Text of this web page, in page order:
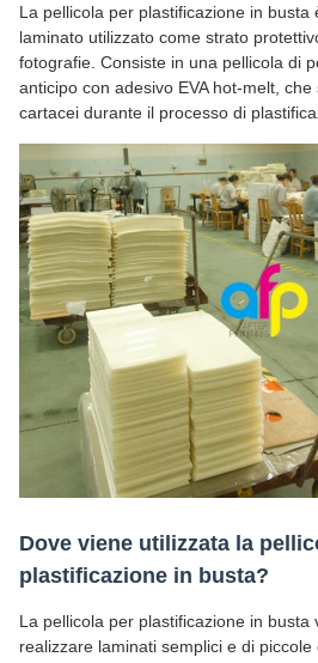
La pellicola per plastificazione in busta
laminato utilizzato come strato
fotografie. Consiste in una pellicola di
anticipo con adesivo EVA hot-melt,
cartacei durante il processo di
Dove viene utilizzata la
plastificazione in busta?
La pellicola per plastificazione in busta
realizzare laminati semplici e di